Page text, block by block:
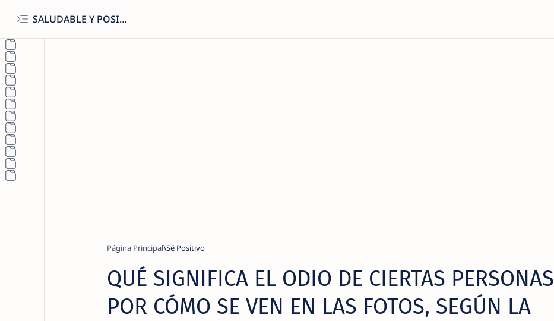
SALUDABLE Y POSITIVO
Página Principal Sé Positivo
QUÉ SIGNIFICA EL ODIO DE CIERTAS PERSONAS
POR CÓMO SE VEN EN LAS FOTOS, SEGÚN LA